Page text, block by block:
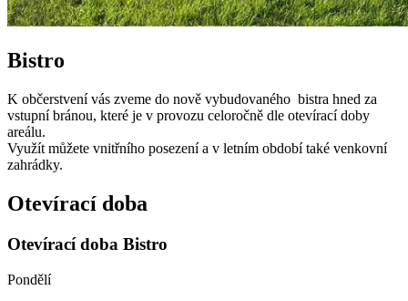
Bistro
K občerstvení vás zveme do nově vybudovaného bistra hned za
vstupní bránou, které je v provozu celoročně dle otevírací doby
areálu.
Využít můžete vnitřního posezení a v letním období také venkovní
zahrádky.
Otevírací doba
Otevírací doba Bistro
Pondělí